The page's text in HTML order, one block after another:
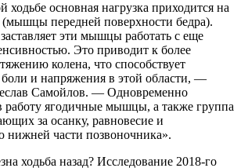
основная нагрузка приходится на
передней поверхности бедра).
эти мышцы работать с еще
Это приводит к более
колена, что способствует
и напряжения в этой области, —
Самойлов. — Одновременно
работу ягодичные мышцы, а также группа
за осанку, равновесие и
нижней части позвоночника».
ходьба назад? Исследование 2018-го